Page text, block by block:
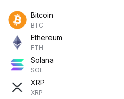
Bitcoin
BTC
Ethereum
ETH
Solana
SOL
XRP
XRP